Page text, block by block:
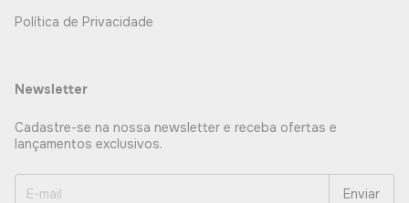
Política de Privacidade
Newsletter
Cadastre-se na nossa newsletter e receba ofertas e
lançamentos exclusivos.